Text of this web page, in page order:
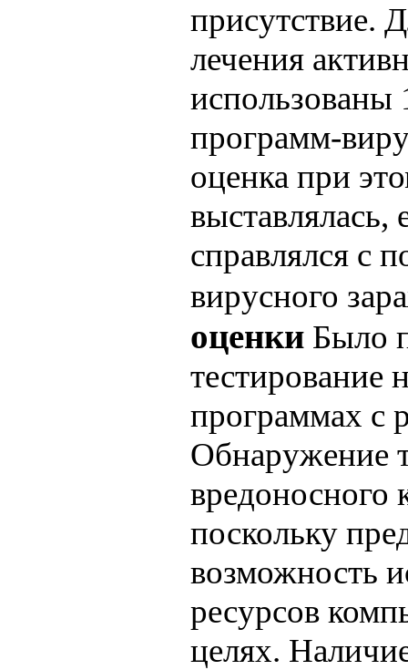
присутствие.
лечения
использованы
программ-
оценка при
выставлялась,
справлялся с
вирусного
оценки Было
тестирование
программах с
Обнаружение
вредоносного
поскольку
возможность
ресурсов
целях.